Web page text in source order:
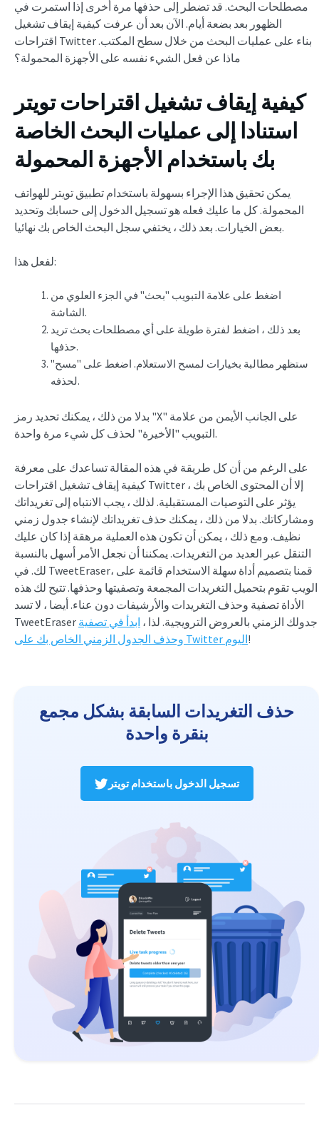
مصطلحات البحث. قد تضطر إلى حذفها مرة أخرى إذا استمرت في
الظهور بعد بضعة أيام. الآن بعد أن عرفت كيفية إيقاف تشغيل
اقتراحات Twitter بناء على عمليات البحث من خلال سطح المكتب.
ماذا عن فعل الشيء نفسه على الأجهزة المحمولة؟
كيفية إيقاف تشغيل اقتراحات تويتر
استنادا إلى عمليات البحث الخاصة
بك باستخدام الأجهزة المحمولة
يمكن تحقيق هذا الإجراء بسهولة باستخدام تطبيق تويتر للهواتف
المحمولة. كل ما عليك فعله هو تسجيل الدخول إلى حسابك وتحديد
بعض الخيارات. بعد ذلك ، يختفي سجل البحث الخاص بك نهائيا.
لفعل هذا:
اضغط على علامة التبويب "بحث" في الجزء العلوي من
الشاشة.
بعد ذلك ، اضغط لفترة طويلة على أي مصطلحات بحث تريد
حذفها.
ستظهر مطالبة بخيارات لمسح الاستعلام. اضغط على "مسح"
لحذفه.
بدلا من ذلك ، يمكنك تحديد رمز "X" على الجانب الأيمن من علامة
التبويب "الأخيرة" لحذف كل شيء مرة واحدة.
على الرغم من أن كل طريقة في هذه المقالة تساعدك على معرفة
كيفية إيقاف تشغيل اقتراحات Twitter ، إلا أن المحتوى الخاص بك
يؤثر على التوصيات المستقبلية. لذلك ، يجب الانتباه إلى تغريداتك
ومشاركاتك. بدلا من ذلك ، يمكنك حذف تغريداتك لإنشاء جدول زمني
نظيف. ومع ذلك ، يمكن أن تكون هذه العملية مرهقة إذا كان عليك
التنقل عبر العديد من التغريدات. يمكننا أن نجعل الأمر أسهل بالنسبة
لك. في TweetEraser، قمنا بتصميم أداة سهلة الاستخدام قائمة على
الويب تقوم بتحميل التغريدات المجمعة وتصفيتها وحذفها. تتيح لك هذه
الأداة تصفية وحذف التغريدات والأرشيفات دون عناء. أيضا ، لا تسد
TweetEraser جدولك الزمني بالعروض الترويجية. لذا ، ابدأ في تصفية
وحذف الجدول الزمني الخاص بك على Twitter اليوم!
حذف التغريدات السابقة بشكل مجمع
بنقرة واحدة
تسجيل الدخول باستخدام تويتر